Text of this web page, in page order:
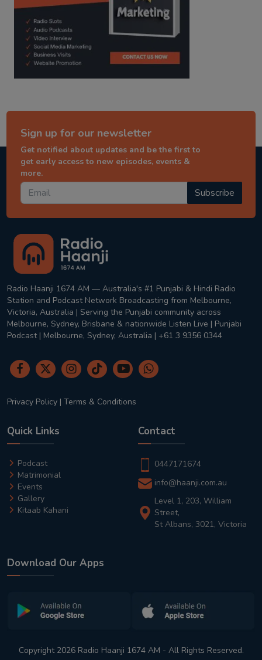
Sign up for our newsletter
Get notified about updates and be the first to
get early access to new episodes, events &
more.
Subscribe
Radio Haanji 1674 AM — Australia's #1 Punjabi & Hindi Radio
Station and Podcast Network Broadcasting from Melbourne,
Victoria, Australia | Serving the Punjabi community across
Melbourne, Sydney, Brisbane & nationwide Listen Live | Punjabi
Podcast | Melbourne, Sydney, Australia | +61 3 9356 0344
Privacy Policy | Terms & Conditions
Quick Links
Podcast
Matrimonial
Events
Gallery
Kitaab Kahani
Contact
0447171674
info@haanji.com.au
Level 1, 203, William
Street,
St Albans, 3021, Victoria
Download Our Apps
Copyright 2026 Radio Haanji 1674 AM - All Rights Reserved.